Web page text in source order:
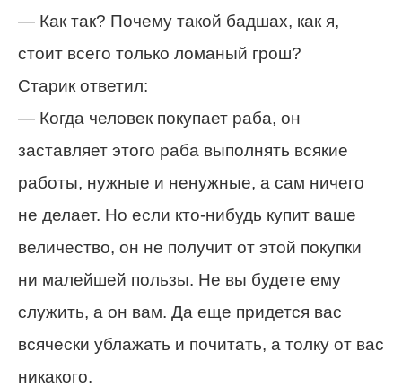
— Как так? Почему такой бадшах, как я,
стоит всего только ломаный грош?
Старик ответил:
— Когда человек покупает раба, он
заставляет этого раба выполнять всякие
работы, нужные и ненужные, а сам ничего
не делает. Но если кто-нибудь купит ваше
величество, он не получит от этой покупки
ни малейшей пользы. Не вы будете ему
служить, а он вам. Да еще придется вас
всячески ублажать и почитать, а толку от вас
никакого.